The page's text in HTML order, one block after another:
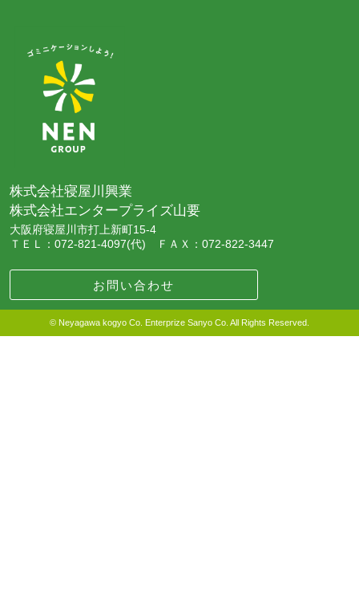
株式会社寝屋川興業
株式会社エンタープライズ山要
大阪府寝屋川市打上新町15-4
ＴＥＬ：072-821-4097(代) ＦＡＸ：072-822-3447
お問い合わせ
© Neyagawa kogyo Co. Enterprize Sanyo Co. All Rights Reserved.